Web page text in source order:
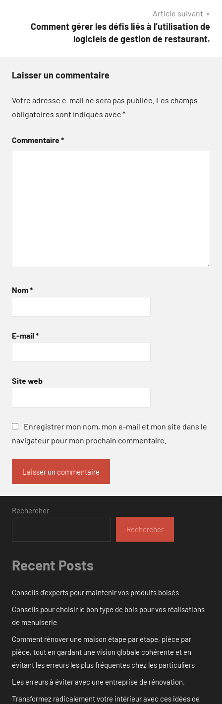
Article suivant
Comment gérer les défis liés à l’utilisation de
logiciels de gestion de restaurant.
Laisser un commentaire
Votre adresse e-mail ne sera pas publiée. Les champs
obligatoires sont indiqués avec*
Commentaire*
Nom*
E-mail *
Site web
Enregistrer mon nom, mon e-mail et mon site dans le
navigateur pour mon prochain commentaire.
Rechercher
Rechercher
Recent Posts
Conseils d’experts pour maintenir vos produits boisés
Conseils pour choisir le bon type de bois pour vos réalisations
de menuiserie
Comment rénover une maison étape par étape, pièce par
pièce, tout en gardant une vision globale cohérente et en
évitant les erreurs les plus fréquentes chez les particuliers
Les erreurs à éviter avec une entreprise de rénovation.
Transformez radicalement votre intérieur avec ces idées de